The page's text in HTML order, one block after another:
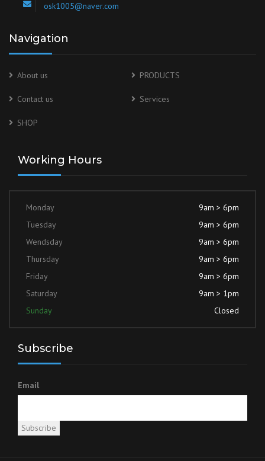
osk1005@naver.com
Navigation
About us PRODUCTS
Contact us Services
SHOP
Working Hours
Monday
9am > 6pm
Tuesday
9am > 6pm
Wendsday
9am > 6pm
Thursday
9am > 6pm
Friday
9am > 6pm
Saturday
9am > 1pm
Sunday
Closed
Subscribe
Email